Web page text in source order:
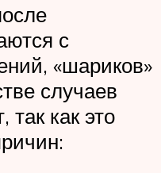
с
«шариков»
случаев
так как это